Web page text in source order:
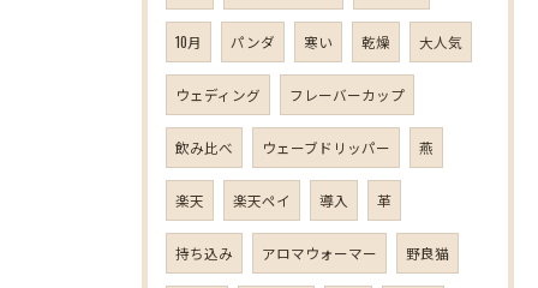
10月 パンダ 寒い 乾燥 大人気
ウェディング フレーバーカップ
飲み比べ ウェーブドリッパー 燕
楽天 楽天ペイ 導入 革
持ち込み アロマウォーマー 野良猫